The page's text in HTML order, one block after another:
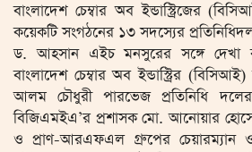
বাংলাদেশ চেম্বার অব ইন্ডাস্ট্রিজের
কয়েকটি সংগঠনের ১৩ সদস্যের
ড. আহসান এইচ মনসুরের সঙ্গে দেখা
বাংলাদেশ চেম্বার অব ইন্ডাস্ট্রির
আলম চৌধুরী পারভেজ প্রতিনিধি
বিজিএমইএ’র প্রশাসক মো. আনোয়ার
ও প্রাণ-আরএফএল গ্রুপের চেয়ারম্যান ও